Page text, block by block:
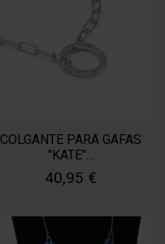
COLGANTE PARA GAFAS
"KATE"...
40,95 €